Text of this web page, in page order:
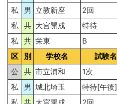
私
男 立教新座 2回
私
共 大宮開成 特待
私
共 栄東 B
区
別 学校名 試験名
公
共 市立浦和 1次
私
男 城北埼玉 特待[午後]
私
共 大宮開成 2回